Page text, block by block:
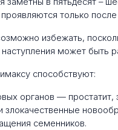
только после
избежать,
может быть
способствуют:
органов — простатит,
семенников.